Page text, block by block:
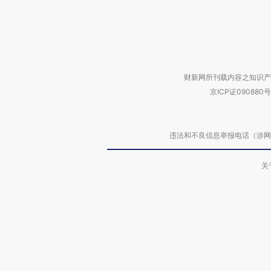
财新网所刊载内容之知识
京ICP证090880号
违法和不良信息举报电话（涉
关